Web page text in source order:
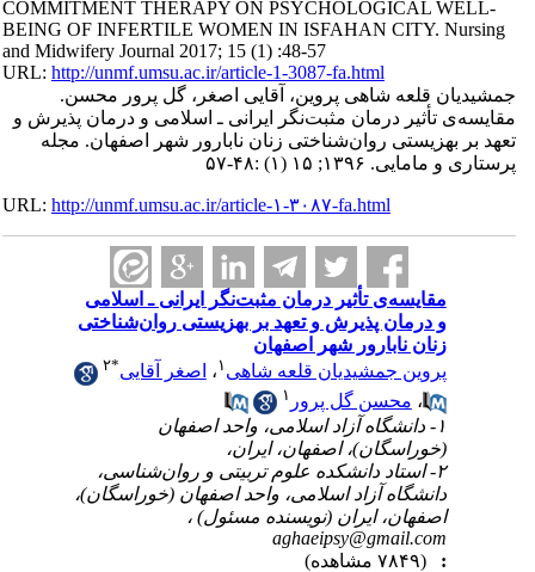
COMMITMENT THERAPY ON PSYCHOLOGICAL WELL-
BEING OF INFERTILE WOMEN IN ISFAHAN CITY. Nursing
and Midwifery Journal 2017; 15 (1) :48-57
URL:http://unmf.umsu.ac.ir/article-1-3087-fa.html
جمشیدیان قلعه شاهی پروین، آقایی اصغر، گل پرور محسن.
مقایسه‌ی تأثیر درمان مثبت‌نگر ایرانی ـ اسلامی و درمان پذیرش و
تعهد بر بهزیستی روان‌شناختی زنان نابارور شهر اصفهان. مجله
پرستاری و مامایی. ۱۳۹۶; ۱۵ (۱) :۴۸-۵۷
URL:http://unmf.umsu.ac.ir/article-۱-۳۰۸۷-fa.html
مقایسه‌ی تأثیر درمان مثبت‌نگر ایرانی ـ اسلامی
و درمان پذیرش و تعهد بر بهزیستی روان‌شناختی
زنان نابارور شهر اصفهان
پروین جمشیدیان قلعه شاهی ،اصغر آقایی ۲
،محسن گل پرور
۱- دانشگاه آزاد اسلامی، واحد اصفهان
(خوراسگان)، اصفهان، ایران،
۲- استاد دانشکده علوم تربیتی و روان‌شناسی،
دانشگاه آزاد اسلامی، واحد اصفهان (خوراسگان)،
اصفهان، ایران (نویسنده مسئول) ،
aghaeipsy@gmail.com